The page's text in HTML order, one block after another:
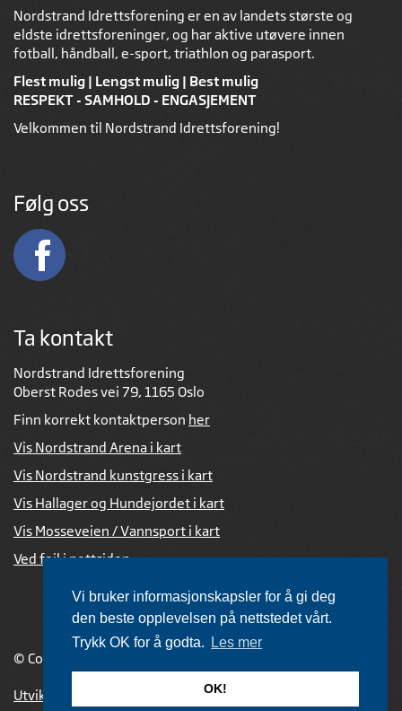
Vi bruker informasjonskapsler for å gi deg
den beste opplevelsen på nettstedet vårt.
Trykk OK for å godta.
Les mer
OK!
Nordstrand Idrettsforening er en av landets største og
eldste idrettsforeninger, og har aktive utøvere innen
fotball, håndball, e-sport, triathlon og parasport.
Flest mulig | Lengst mulig | Best mulig
RESPEKT - SAMHOLD - ENGASJEMENT
Velkommen til Nordstrand Idrettsforening!
Følg oss
Ta kontakt
Nordstrand Idrettsforening
Oberst Rodes vei 79, 1165 Oslo
Finn korrekt kontaktperson her
Vis Nordstrand Arena i kart
Vis Nordstrand kunstgress i kart
Vis Hallager og Hundejordet i kart
Vis Mosseveien / Vannsport i kart
Ved feil i nettsiden
© Copyright 2026 |
Utviklet av Netlab publiseres med eRedaktør